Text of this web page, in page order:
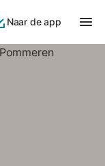
Naar de app